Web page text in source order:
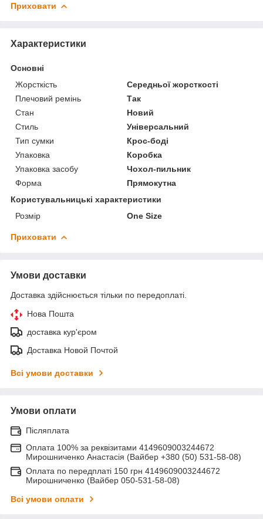
Приховати
Характеристики
Основні
Жорсткість
Середньої жорсткості
Плечовий ремінь
Так
Стан
Новий
Стиль
Універсальний
Тип сумки
Крос-боді
Упаковка
Коробка
Упаковка засобу
Чохол-пильник
Форма
Прямокутна
Користувальницькі характеристики
Розмір
One Size
Приховати
Умови доставки
Доставка здійснюється тільки по передоплаті.
Нова Пошта
доставка кур'єром
Доставка Новой Почтой
Всі умови доставки
Умови оплати
Післяплата
Оплата 100% за реквізитами 4149609003244672
Мирошниченко Анастасія (Вайбер +380 (50) 531-58-08)
Оплата по передплаті 150 грн 4149609003244672
Мирошниченко (Вайбер 050-531-58-08)
Всі умови оплати